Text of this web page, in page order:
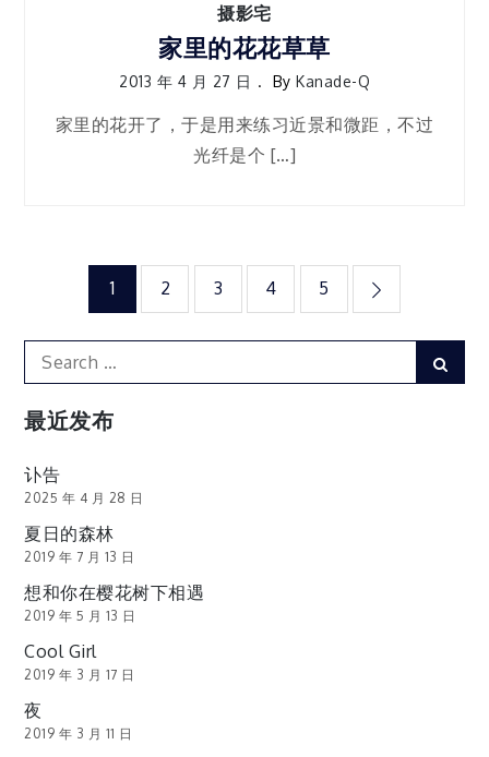
摄影宅
家里的花花草草
2013 年 4 月 27 日 By Kanade-Q
家里的花开了，于是用来练习近景和微距，不过
光纤是个 […]
章
分
页
1 2 3 4 5
Search
for:
最近发布
讣告
2025 年 4 月 28 日
夏日的森林
2019 年 7 月 13 日
想和你在樱花树下相遇
2019 年 5 月 13 日
Cool Girl
2019 年 3 月 17 日
夜
2019 年 3 月 11 日